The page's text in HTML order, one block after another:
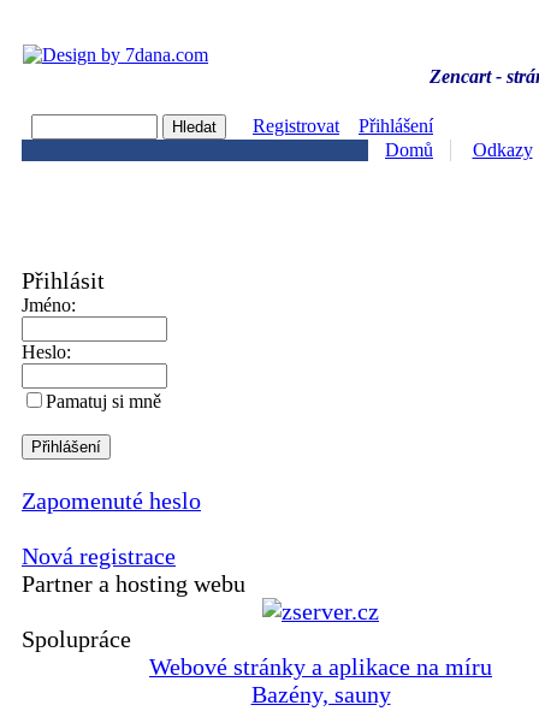
Zencart -
Registrovat
Přihlášení
Domů
Odkazy
Přihlásit
Jméno:
Heslo:
Pamatuj si mně
Zapomenuté heslo
Nová registrace
Partner a hosting webu
Spolupráce
Webové stránky a aplikace na míru
Bazény, sauny